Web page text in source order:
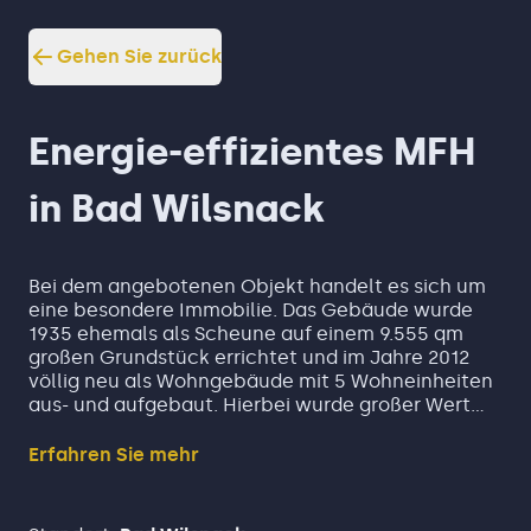
Gehen Sie zurück
Energie-effizientes MFH
in Bad Wilsnack
Bei dem angebotenen Objekt handelt es sich um
eine besondere Immobilie. Das Gebäude wurde
1935 ehemals als Scheune auf einem 9.555 qm
großen Grundstück errichtet und im Jahre 2012
völlig neu als Wohngebäude mit 5 Wohneinheiten
aus- und aufgebaut. Hierbei wurde großer Wert
Energieverbrauch gelegt.
Erfahren Sie mehr